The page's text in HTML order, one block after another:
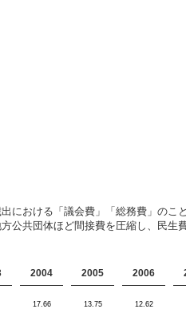
における「議会費」「総務費」の
公共団体ほど間接費を圧縮し、民
2004 2005 2006
17.66 13.75 12.62